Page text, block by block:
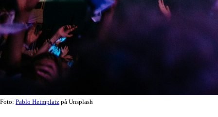
Foto: Pablo Heimplatz på Unsplash